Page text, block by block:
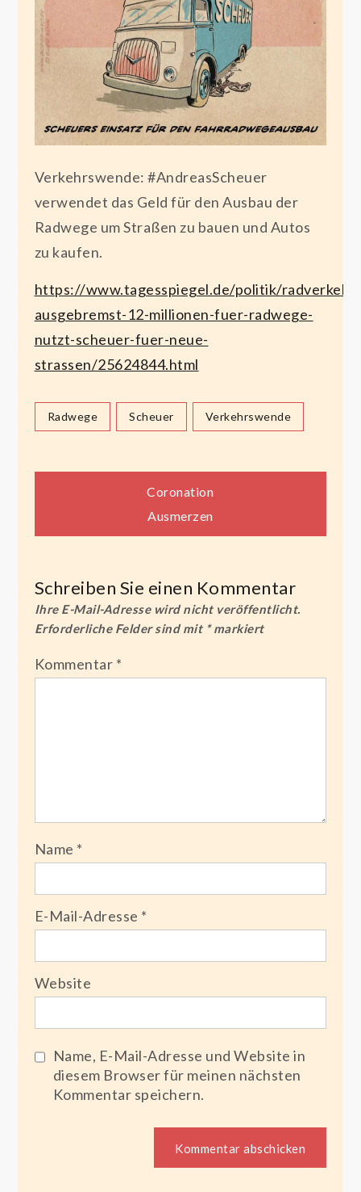
Verkehrswende: #AndreasScheuer
verwendet das Geld für den Ausbau der
Radwege um Straßen zu bauen und Autos
zu kaufen.
https://www.tagesspiegel.de/politik/
ausgebremst-12-millionen-fuer-radwege-
nutzt-scheuer-fuer-neue-
strassen/25624844.html
Radwege Scheuer Verkehrswende
Beitragsnavigation
Coronation
Ausmerzen
Schreiben Sie einen Kommentar
Ihre E-Mail-Adresse wird nicht veröffentlicht.
Erforderliche Felder sind mit *markiert
Kommentar *
Name *
E-Mail-Adresse *
Website
Name, E-Mail-Adresse und Website in
diesem Browser für meinen nächsten
Kommentar speichern.